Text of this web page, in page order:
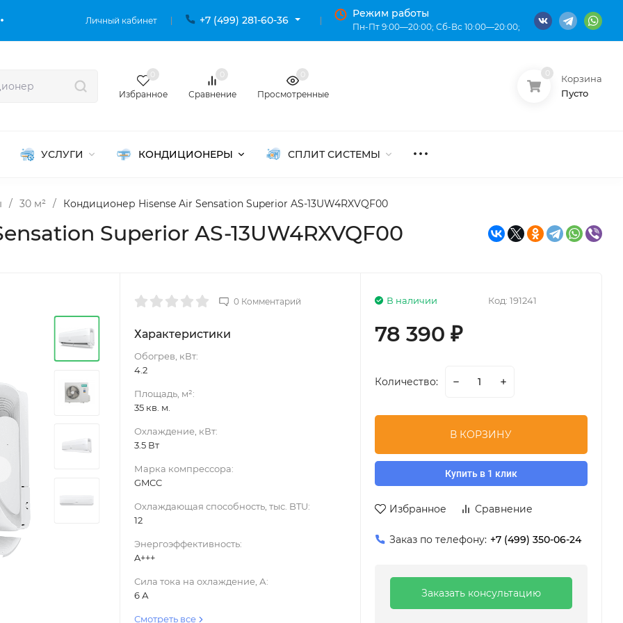
Личный кабинет +7 (499) 281-60-36
Режим работы
Пн-Пт 9:00—20:00; Сб-Вс 10:00—20:00;
Избранное Сравнение Просмотренные
Корзина
Пусто
УСЛУГИ КОНДИЦИОНЕРЫ СПЛИТ СИСТЕМЫ
/ 30 м² / Кондиционер Hisense Air Sensation Superior AS-13UW4RXVQF00
Superior AS-13UW4RXVQF00
0 Комментарий
Характеристики
Обогрев, кВт:
4.2
Площадь, м²:
35 кв. м.
Охлаждение, кВт:
3.5 Вт
Марка компрессора:
GMCC
Охлаждающая способность, тыс. BTU:
12
Энергоэффективность:
A+++
Сила тока на охлаждение, А:
6 А
Смотреть все
Код: 191241
В наличии
78 390 ₽
Количество:
В КОРЗИНУ
Купить в 1 клик
Избранное Сравнение
Заказ по телефону: +7 (499) 350-06-24
Заказать консультацию